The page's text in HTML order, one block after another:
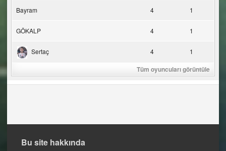
Bayram 4 1
GÖKALP 4 1
Sertaç 4 1
Tüm oyuncuları görüntüle
Bu site hakkında